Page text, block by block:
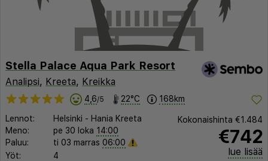
Stella Palace Aqua Park Resort
Analipsi, Kreeta, Kreikka
4,6/5 22°C 168km
Lennot: Helsinki - Hania Kreeta
Meno:
pe 30 loka 14:00
Paluu:
ti 03 marras 06:00
Yöt:
4
Kokonaishinta €1.484
€742
lue lisää